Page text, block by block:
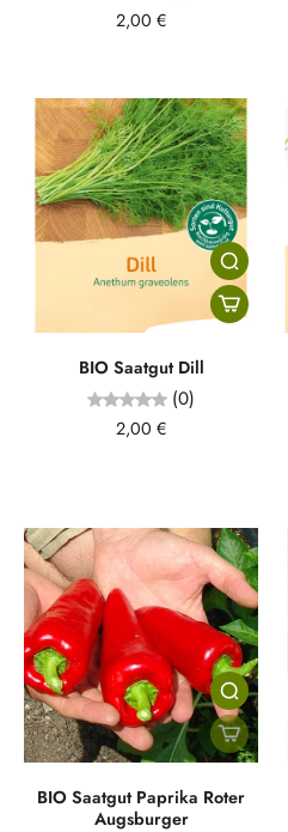
2,00 €
BIO Saatgut Dill
(0)
2,00 €
BIO Saatgut Paprika Roter
Augsburger